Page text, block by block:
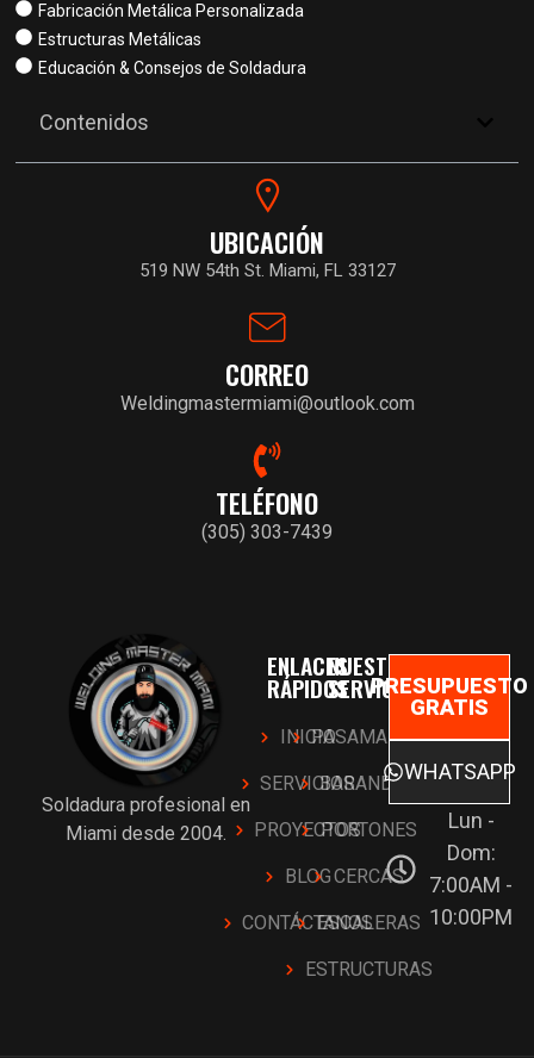
Fabricación Metálica Personalizada
Estructuras Metálicas
Educación & Consejos de Soldadura
Contenidos
UBICACIÓN
519 NW 54th St. Miami, FL 33127
CORREO
Weldingmastermiami@outlook.com
TELÉFONO
(305) 303-7439
Soldadura profesional en
Miami desde 2004.
ENLACES
RÁPIDOS
INICIO
SERVICIOS
PROYECTOS
BLOG
CONTÁCTANOS
NUESTROS
SERVICIOS
PASAMANOS
BARANDAS
PORTONES
CERCAS
ESCALERAS
ESTRUCTURAS
PRESUPUESTO
GRATIS
WHATSAPP
Lun -
Dom:
7:00AM -
10:00PM